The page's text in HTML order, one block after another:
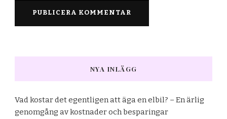
NYA INLÄGG
Vad kostar det egentligen att äga en elbil? – En ärlig
genomgång av kostnader och besparingar